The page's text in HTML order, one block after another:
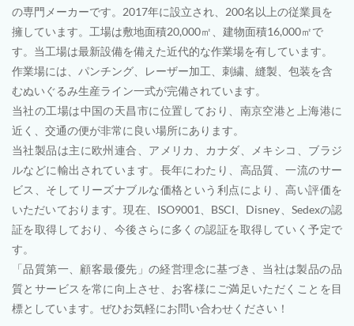
の専門メーカーです。2017年に設立され、200名以上の従業員を
擁しています。工場は敷地面積20,000㎡、建物面積16,000㎡で
す。当工場は最新設備を備えた近代的な作業場を有しています。
作業場には、パンチング、レーザー加工、刺繍、縫製、包装を含
むぬいぐるみ生産ライン一式が完備されています。
当社の工場は中国の天昌市に位置しており、南京空港と上海港に
近く、交通の便が非常に良い場所にあります。
当社製品は主に欧州連合、アメリカ、カナダ、メキシコ、ブラジ
ルなどに輸出されています。長年にわたり、高品質、一流のサー
ビス、そしてリーズナブルな価格という利点により、高い評価を
いただいております。現在、ISO9001、BSCI、Disney、Sedexの認
証を取得しており、今後さらに多くの認証を取得していく予定で
す。
「品質第一、顧客最優先」の経営理念に基づき、当社は製品の品​​
質とサービスを常に向上させ、お客様にご満足いただくことを目
標としています。ぜひお気軽にお問い合わせください！